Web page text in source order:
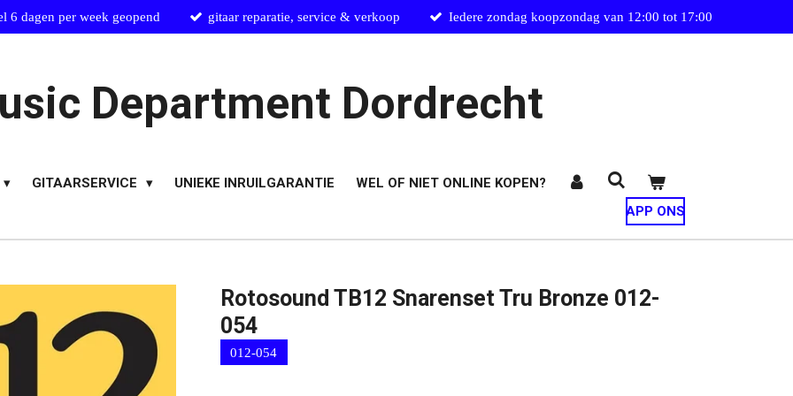
6 dagen per week geopend gitaar reparatie, service & verkoop Iedere zondag koopzondag van 12:00 tot 17:00
Department Dordrecht
GITAARSERVICE UNIEKE INRUILGARANTIE
WEL OF NIET ONLINE KOPEN?
APP ONS
Rotosound TB12 Snarenset Tru Bronze 012-
054
012-054